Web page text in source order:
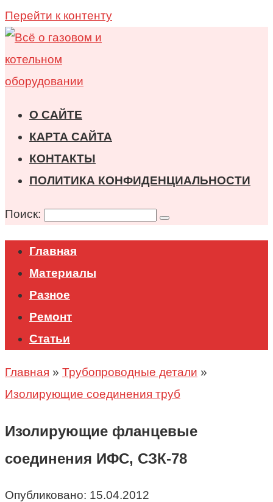
Перейти к контенту
О САЙТЕ
КАРТА САЙТА
КОНТАКТЫ
ПОЛИТИКА КОНФИДЕНЦИАЛЬНОСТИ
Поиск:
Главная
Материалы
Разное
Ремонт
Статьи
Главная » Трубопроводные детали »
Изолирующие соединения труб
Изолирующие фланцевые
соединения ИФС, СЗК-78
Опубликовано: 15.04.2012